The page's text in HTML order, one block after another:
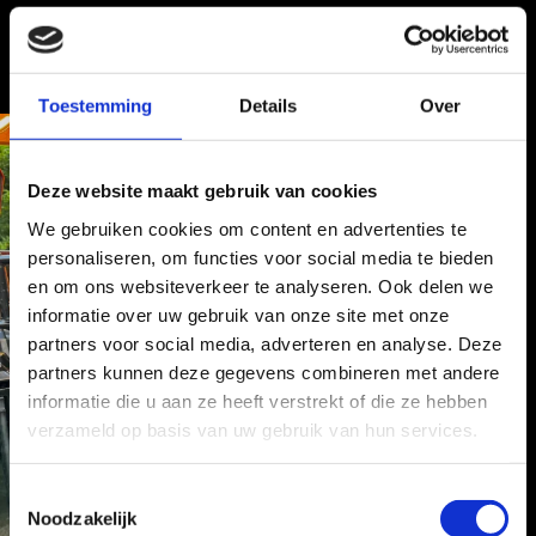
Toestemming Details Over
Deze website maakt gebruik van cookies
We gebruiken cookies om content en advertenties te
personaliseren, om functies voor social media te bieden
en om ons websiteverkeer te analyseren. Ook delen we
informatie over uw gebruik van onze site met onze
partners voor social media, adverteren en analyse. Deze
partners kunnen deze gegevens combineren met andere
informatie die u aan ze heeft verstrekt of die ze hebben
verzameld op basis van uw gebruik van hun services.
o
Noodzakelijk